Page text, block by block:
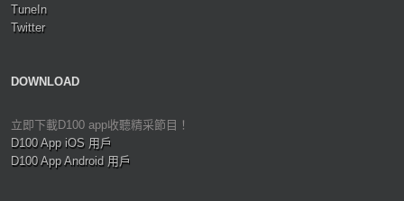
TuneIn
Twitter
DOWNLOAD
立即下載D100 app收聽精采節目！
D100 App iOS 用戶
D100 App Android 用戶